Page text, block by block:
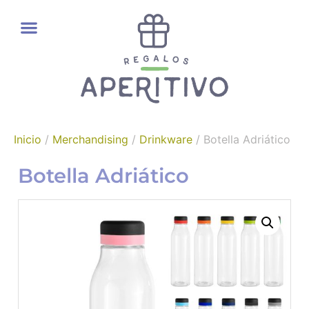
Inicio / Merchandising / Drinkware / Botella Adriático
Botella Adriático